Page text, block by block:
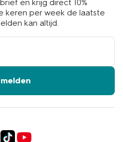
en krijg direct 10%
keren per week de laatste
kan altijd.